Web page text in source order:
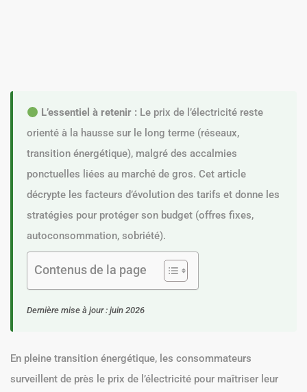
L’essentiel à retenir : Le prix de l’électricité reste
orienté à la hausse sur le long terme (réseaux,
transition énergétique), malgré des accalmies
ponctuelles liées au marché de gros. Cet article
décrypte les facteurs d’évolution des tarifs et donne les
stratégies pour protéger son budget (offres fixes,
autoconsommation, sobriété).
Contenus de la page
Dernière mise à jour : juin 2026
En pleine transition énergétique, les consommateurs
surveillent de près le prix de l’électricité pour maîtriser leur